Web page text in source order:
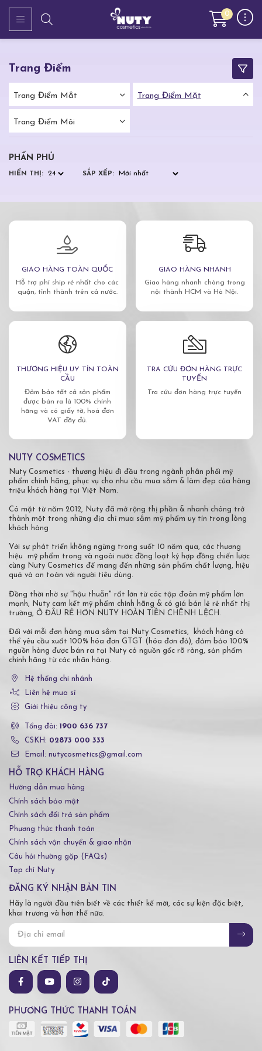
0
Trang Điểm
Trang Điểm Mắt Trang Điểm Mặt
Trang Điểm Môi
PHẤN PHỦ
HIỂN THỊ: SẮP XẾP:
GIAO HÀNG TOÀN QUỐC
Hỗ trợ phí ship rẻ nhất cho các
quận, tỉnh thành trên cả nước.
GIAO HÀNG NHANH
Giao hàng nhanh chóng trong
nội thành HCM và Hà Nội.
THƯƠNG HIỆU UY TÍN TOÀN
CẦU
Đảm bảo tất cả sản phẩm
được bán ra là 100% chính
hãng và có giấy tờ, hoá đơn
VAT đầy đủ.
TRA CỨU ĐƠN HÀNG TRỰC
TUYẾN
Tra cứu đơn hàng trực tuyến
NUTY COSMETICS
Nuty Cosmetics - thương hiệu đi đầu trong ngành phân phối mỹ
phẩm chính hãng, phục vụ cho nhu cầu mua sắm & làm đẹp của hàng
triệu khách hàng tại Việt Nam.
Có mặt từ năm 2012, Nuty đã mở rộng thị phần & nhanh chóng trở
thành một trong những địa chỉ mua sắm mỹ phẩm uy tín trong lòng
khách hàng
Với sự phát triển không ngừng trong suốt 10 năm qua, các thương
hiệu mỹ phẩm trong và ngoài nước đồng loạt ký hợp đồng chiến lược
cùng Nuty Cosmetics để mang đến những sản phẩm chất lượng, hiệu
quả và an toàn với người tiêu dùng.
Đồng thời nhờ sự "hậu thuẫn" rất lớn từ các tập đoàn mỹ phẩm lớn
mạnh, Nuty cam kết mỹ phẩm chính hãng & có giá bán lẻ rẻ nhất thị
trường, Ở ĐÂU RẺ HƠN NUTY HOÀN TIỀN CHÊNH LỆCH.
Đối với mỗi đơn hàng mua sắm tại Nuty Cosmetics, khách hàng có
thể yêu cầu xuất 100% hóa đơn GTGT (hóa đơn đỏ), đảm bảo 100%
nguồn hàng được bán ra tại Nuty có nguồn gốc rõ ràng, sản phẩm
chính hãng từ các nhãn hàng.
Hệ thống chi nhánh
Liên hệ mua sỉ
Giới thiệu công ty
Tổng đài: 1900 636 737
CSKH: 02873 000 333
Email: nutycosmetics@gmail.com
HỖ TRỢ KHÁCH HÀNG
Hướng dẫn mua hàng
Chính sách bảo mật
Chính sách đổi trả sản phẩm
Phương thức thanh toán
Chính sách vận chuyển & giao nhận
Câu hỏi thường gặp (FAQs)
Tạp chí Nuty
ĐĂNG KÝ NHẬN BẢN TIN
Hãy là người đầu tiên biết về các thiết kế mới, các sự kiện đặc biệt,
khai trương và hơn thế nữa.
LIÊN KẾT TIẾP THỊ
PHƯƠNG THỨC THANH TOÁN